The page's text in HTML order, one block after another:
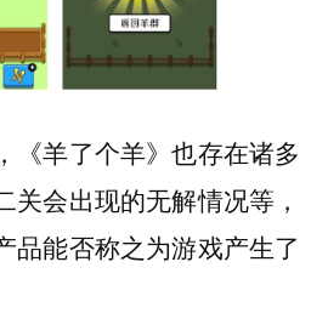
《羊了个羊》也存在诸多
关会出现的无解情况等，
品能否称之为游戏产生了